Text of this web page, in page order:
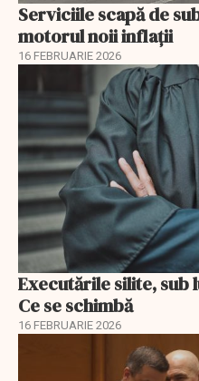
Serviciile scapă de
motorul noii inflații
16 FEBRUARIE 2026
Executările silite,
Ce se schimbă
16 FEBRUARIE 2026